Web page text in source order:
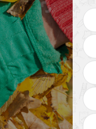
Bûcheron 28 Eure-et-
Loir